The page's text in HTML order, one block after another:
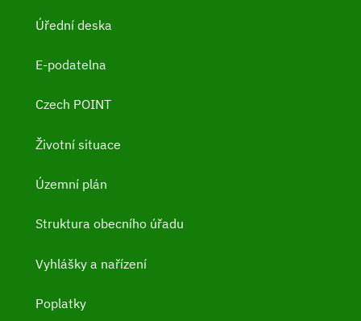
Úřední deska
E-podatelna
Czech POINT
Životní situace
Územní plán
Struktura obecního úřadu
Vyhlášky a nařízení
Poplatky